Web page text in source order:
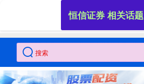
恒信证券 相关话题